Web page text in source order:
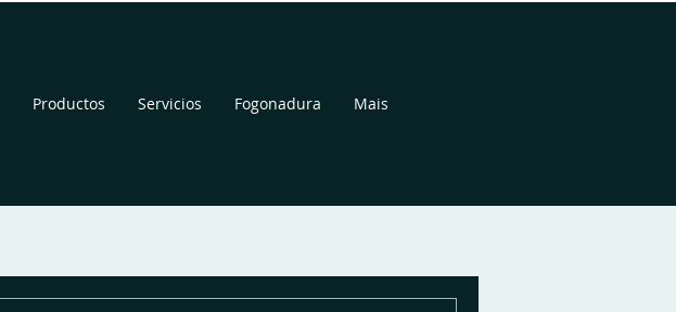
Productos Servicios Fogonadura Mais